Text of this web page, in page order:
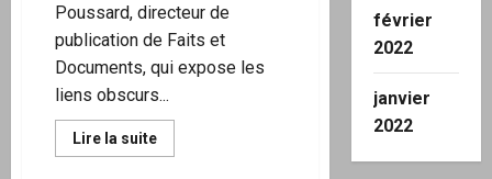
Poussard, directeur de
publication de Faits et
Documents, qui expose les
liens obscurs...
Lire la suiteEn
savoir
février
2022
janvier
2022